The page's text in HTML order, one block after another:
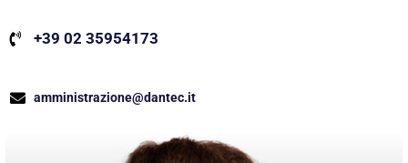
+39 02 35954173
amministrazione@dantec.it